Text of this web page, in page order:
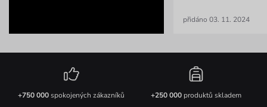
přidáno 03. 11. 2024
+750 000spokojených zákazníků +250 000produktů skladem